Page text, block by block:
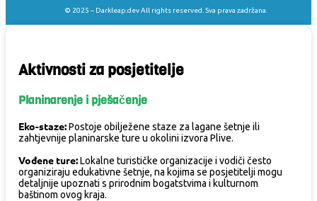
© 2025 – Darkleap.dev All rights reserved. Sva prava zadržana.
Aktivnosti za posjetitelje
Planinarenje i pješačenje
Eko-staze:Postoje obilježene staze za lagane šetnje ili
zahtjevnije planinarske ture u okolini izvora Plive.
Vođene ture:Lokalne turističke organizacije i vodiči često
organiziraju edukativne šetnje, na kojima se posjetitelji mogu
detaljnije upoznati s prirodnim bogatstvima i kulturnom
baštinom ovog kraja.